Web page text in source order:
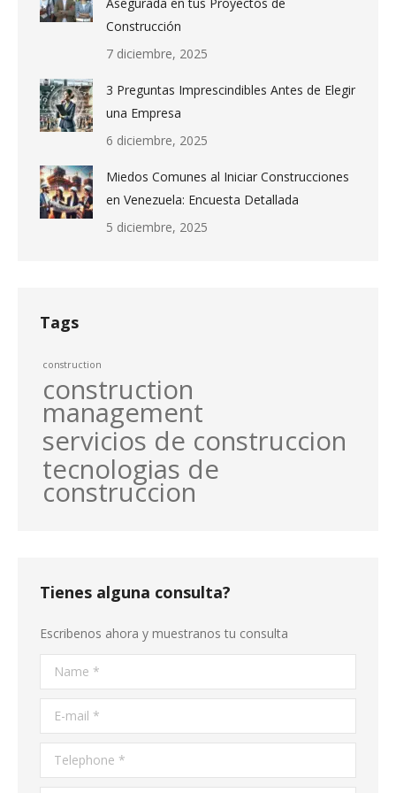
Construcción
7 diciembre, 2025
3 Preguntas Imprescindibles Antes de Elegir
una Empresa
6 diciembre, 2025
Miedos Comunes al Iniciar Construcciones
en Venezuela: Encuesta Detallada
5 diciembre, 2025
Tags
construction
construction
management
servicios de construccion
tecnologias de
construccion
Tienes alguna consulta?
Escribenos ahora y muestranos tu consulta
Name *
E-mail *
Telephone *